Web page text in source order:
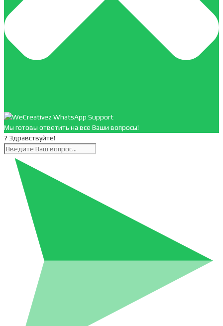
Мы готовы ответить на все Ваши вопросы!
? Здравствуйте!